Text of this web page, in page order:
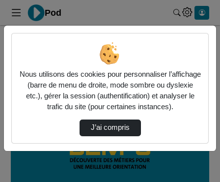
Pod
Les métiers de l'informatique et de la cyber…
Lire
la
Nous utilisons des cookies pour personnaliser l’affichage
(barre de menu de droite, mode sombre ou dyslexie
etc.), gérer la session (authentification) et analyser le
trafic du site (pour certaines instances).
J’ai compris